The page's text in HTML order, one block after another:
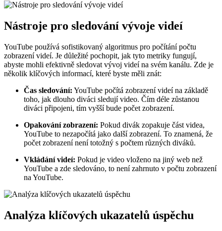
Nástroje pro sledování vývoje videí
YouTube používá sofistikovaný algoritmus pro počítání počtu
zobrazení videí. Je důležité pochopit, jak tyto metriky fungují,
abyste mohli efektivně sledovat vývoj videí na svém kanálu. Zde je
několik klíčových informací, které byste měli znát:
Čas sledování: YouTube počítá zobrazení videí na základě
toho, jak dlouho diváci sledují video. Čím déle zůstanou
diváci připojeni, tím vyšší bude počet zobrazení.
Opakování zobrazení: Pokud divák zopakuje část videa,
YouTube to nezapočítá jako další zobrazení. To znamená, že
počet zobrazení není totožný s počtem různých diváků.
Vkládání videí: Pokud je video vloženo na jiný web než
YouTube a zde sledováno, to není zahrnuto v počtu zobrazení
na YouTube.
Analýza klíčových ukazatelů úspěchu